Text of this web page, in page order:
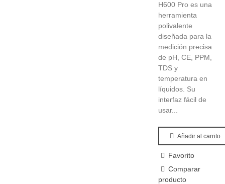
H600 Pro es una
herramienta
polivalente
diseñada para la
medición precisa
de pH, CE, PPM,
TDS y
temperatura en
líquidos. Su
interfaz fácil de
usar...
Añadir al carrito
Favorito
Comparar
producto